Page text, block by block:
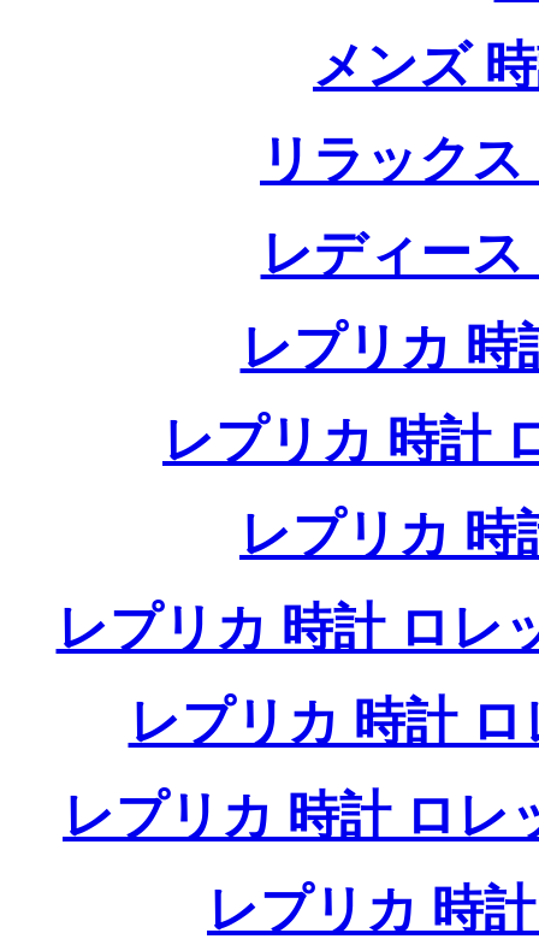
メンズ
リラック
レディー
レプリカ 時
レプリカ 時計
レプリカ 時
レプリカ 時計 ロレ
レプリカ 時計
レプリカ 時計 ロレ
レプリカ 時